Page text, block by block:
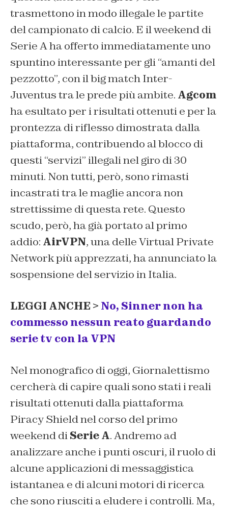
trasmettono in modo illegale le partite
del campionato di calcio. E il weekend di
Serie A ha offerto immediatamente uno
spuntino interessante per gli “amanti del
pezzotto”, con il big match Inter-
Juventus tra le prede più ambite. Agcom
ha esultato per i risultati ottenuti e per la
prontezza di riflesso dimostrata dalla
piattaforma, contribuendo al blocco di
questi “servizi” illegali nel giro di 30
minuti. Non tutti, però, sono rimasti
incastrati tra le maglie ancora non
strettissime di questa rete. Questo
scudo, però, ha già portato al primo
addio: AirVPN, una delle Virtual Private
Network più apprezzati, ha annunciato la
sospensione del servizio in Italia.
LEGGI ANCHE > No, Sinner non ha
commesso nessun reato guardando
serie tv con la VPN
Nel monografico di oggi, Giornalettismo
cercherà di capire quali sono stati i reali
risultati ottenuti dalla piattaforma
Piracy Shield nel corso del primo
weekend diSerie A. Andremo ad
analizzare anche i punti oscuri, il ruolo di
alcune applicazioni di messaggistica
istantanea e di alcuni motori di ricerca
che sono riusciti a eludere i controlli. Ma,